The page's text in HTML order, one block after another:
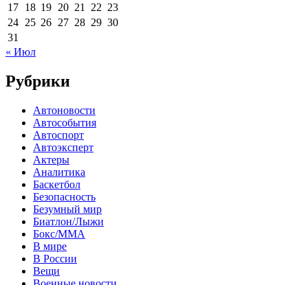
17 18 19 20 21 22 23
24 25 26 27 28 29 30
31
« Июл
Рубрики
Автоновости
Автособытия
Автоспорт
Автоэксперт
Актеры
Аналитика
Баскетбол
Безопасность
Безумный мир
Биатлон/Лыжи
Бокс/MMA
В мире
В России
Вещи